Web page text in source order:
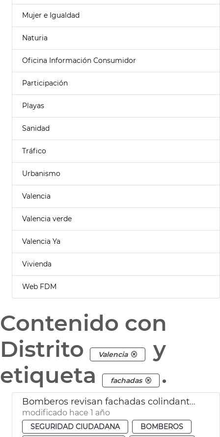
Mujer e Igualdad
Naturia
Oficina Información Consumidor
Participación
Playas
Sanidad
Tráfico
Urbanismo
Valencia
Valencia verde
Valencia Ya
Vivienda
Web FDM
Contenido con
Distrito
Valencia
y
etiqueta
fachadas .
Bomberos revisan fachadas colindantes plaza de l'Ajuntament por las mascletaes
modificado hace 1 año
SEGURIDAD CIUDADANA
BOMBEROS